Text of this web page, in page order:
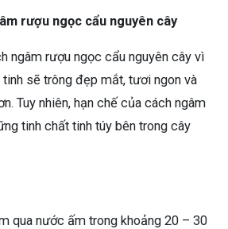
rượu ngọc cẩu nguyên cây
ngâm rượu ngọc cẩu nguyên cây vì
sẽ trông đẹp mắt, tươi ngon và
Tuy nhiên, hạn chế của cách ngâm
tinh chất tinh túy bên trong cây
qua nước ấm trong khoảng 20 – 30